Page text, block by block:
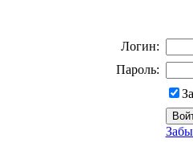
Логин:
Пароль: